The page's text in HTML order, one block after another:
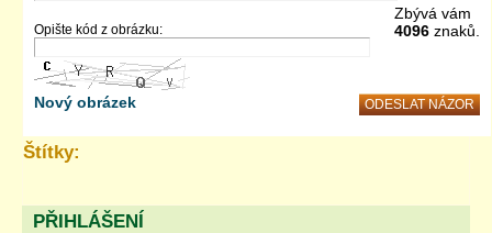
Zbývá vám
4096 znaků.
Opište kód z obrázku:
Nový obrázek
Štítky:
PŘIHLÁŠENÍ